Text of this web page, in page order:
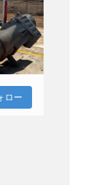
ロー